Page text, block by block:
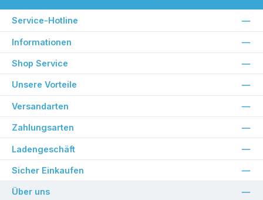
Service-Hotline
Informationen
Shop Service
Unsere Vorteile
Versandarten
Zahlungsarten
Ladengeschäft
Sicher Einkaufen
Über uns